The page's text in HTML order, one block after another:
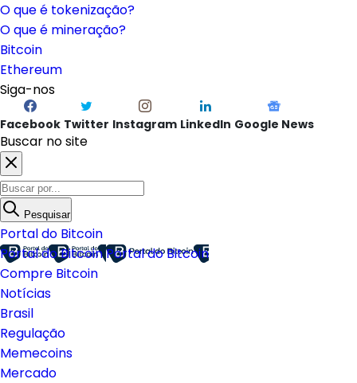
O que é tokenização?
O que é mineração?
Bitcoin
Ethereum
Siga-nos
Facebook Twitter Instagram LinkedIn Google News
Buscar no site
Pesquisar
Portal do Bitcoin
Portal do BitcoinPortal do Bitcoin
Compre Bitcoin
Notícias
Brasil
Regulação
Memecoins
Mercado